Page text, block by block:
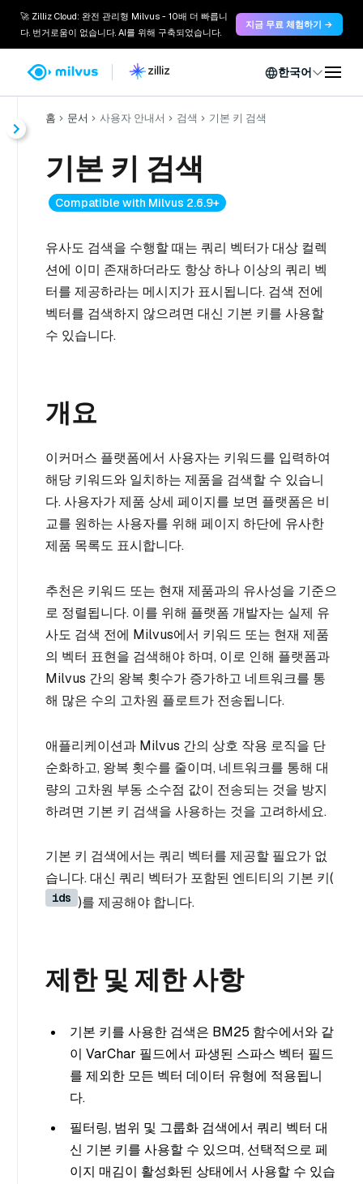
🚀 Zilliz Cloud: 완전 관리형 Milvus - 10배 더 빠릅니
다. 번거로움이 없습니다. AI를 위해 구축되었습니다.
지금 무료 체험하기 →
한국어
홈 문서 사용자 안내서 검색 기본 키 검색
기본 키 검색
Compatible with Milvus 2.6.9+
유사도 검색을 수행할 때는 쿼리 벡터가 대상 컬렉
션에 이미 존재하더라도 항상 하나 이상의 쿼리 벡
터를 제공하라는 메시지가 표시됩니다. 검색 전에
벡터를 검색하지 않으려면 대신 기본 키를 사용할
수 있습니다.
개요
이커머스 플랫폼에서 사용자는 키워드를 입력하여
해당 키워드와 일치하는 제품을 검색할 수 있습니
다. 사용자가 제품 상세 페이지를 보면 플랫폼은 비
교를 원하는 사용자를 위해 페이지 하단에 유사한
제품 목록도 표시합니다.
추천은 키워드 또는 현재 제품과의 유사성을 기준으
로 정렬됩니다. 이를 위해 플랫폼 개발자는 실제 유
사도 검색 전에 Milvus에서 키워드 또는 현재 제품
의 벡터 표현을 검색해야 하며, 이로 인해 플랫폼과
Milvus 간의 왕복 횟수가 증가하고 네트워크를 통
해 많은 수의 고차원 플로트가 전송됩니다.
애플리케이션과 Milvus 간의 상호 작용 로직을 단
순화하고, 왕복 횟수를 줄이며, 네트워크를 통해 대
량의 고차원 부동 소수점 값이 전송되는 것을 방지
하려면 기본 키 검색을 사용하는 것을 고려하세요.
기본 키 검색에서는 쿼리 벡터를 제공할 필요가 없
습니다. 대신 쿼리 벡터가 포함된 엔티티의 기본 키(
ids )를 제공해야 합니다.
제한 및 제한 사항
기본 키를 사용한 검색은 BM25 함수에서와 같
이 VarChar 필드에서 파생된 스파스 벡터 필드
를 제외한 모든 벡터 데이터 유형에 적용됩니
다.
필터링, 범위 및 그룹화 검색에서 쿼리 벡터 대
신 기본 키를 사용할 수 있으며, 선택적으로 페
이지 매김이 활성화된 상태에서 사용할 수 있습